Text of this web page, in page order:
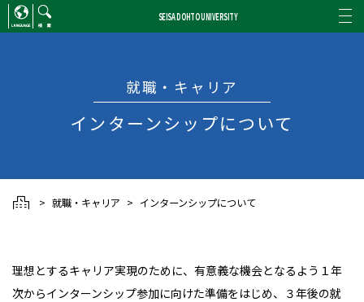
ENGLISH/CHINESE 検索
SEISA DOHTO UNIVERSITY
就職・キャリア
インターンシップについて
就職・キャリア インターンシップについて
理想とするキャリア実現のために、有意義な機会となるよう１年
次からインターンシップ参加に向けた準備をはじめ、３年後の就